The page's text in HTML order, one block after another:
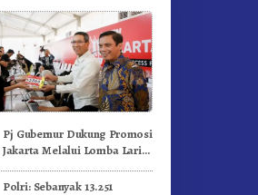
Pj Gubernur Dukung Promosi
Jakarta Melalui Lomba Lari
Polri: Sebanyak 13.251